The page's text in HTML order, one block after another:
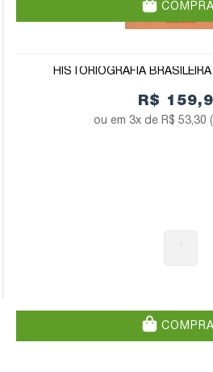
HISTORIOGRAFIA
R$
3x de R$ 53,30